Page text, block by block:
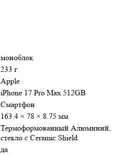
моноблок
233 г
Apple
iPhone 17 Pro Max 512GB
Смартфон
163.4 × 78 × 8.75 мм
Термоформованный Алюминий,
стекло с Ceramic Shield
да